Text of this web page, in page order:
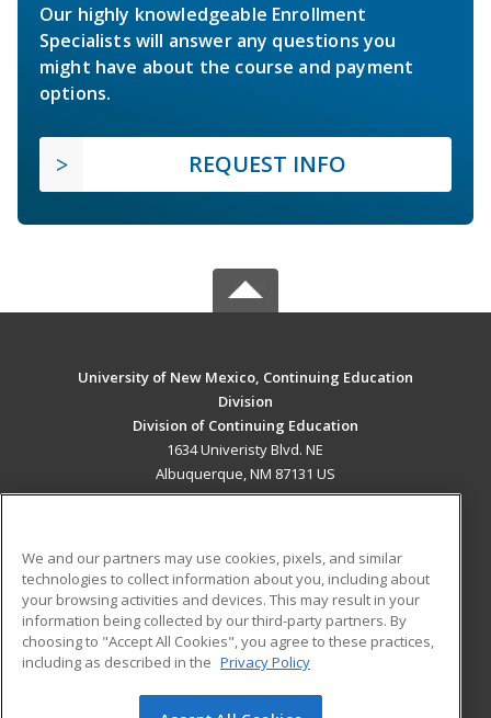
Our highly knowledgeable Enrollment
Specialists will answer any questions you
might have about the course and payment
options.
REQUEST INFO
University of New Mexico, Continuing Education
Division
Division of Continuing Education
1634 Univeristy Blvd. NE
Albuquerque, NM 87131 US
ADDITIONAL RESOURCES
Military
Financial Assistance
Help
Student Blog
We and our partners may use cookies, pixels, and similar
technologies to collect information about you, including about
your browsing activities and devices. This may result in your
information being collected by our third-party partners. By
choosing to "Accept All Cookies", you agree to these practices,
including as described in the Privacy Policy